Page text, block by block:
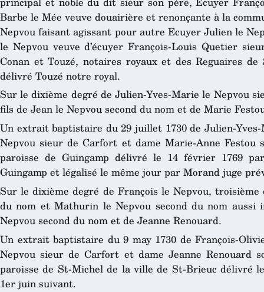
Barbe le Mée veuve douairière et renonçante à la
Nepvou faisant agissant pour autre Ecuyer Julien le
le Nepvou veuve d’écuyer François-Louis Quetier
Conan et Touzé, notaires royaux et des Reguaires
délivré Touzé notre royal.
Sur le dixième degré de Julien-Yves-Marie le Nepvou
fils de Jean le Nepvou second du nom et de Marie
Un extrait baptistaire du 29 juillet 1730 de Julien-
Nepvou sieur de Carfort et dame Marie-Anne Festou
paroisse de Guingamp délivré le 14 février 1769
Guingamp et légalisé le même jour par Morand juge
Sur le dixième degré de François le Nepvou,
du nom et Mathurin le Nepvou second du nom aussi
Nepvou second du nom et de Jeanne Renouard.
Un extrait baptistaire du 9 may 1730 de François-
Nepvou sieur de Carfort et dame Jeanne Renouard
paroisse de St-Michel de la ville de St-Brieuc délivré
1er juin suivant.